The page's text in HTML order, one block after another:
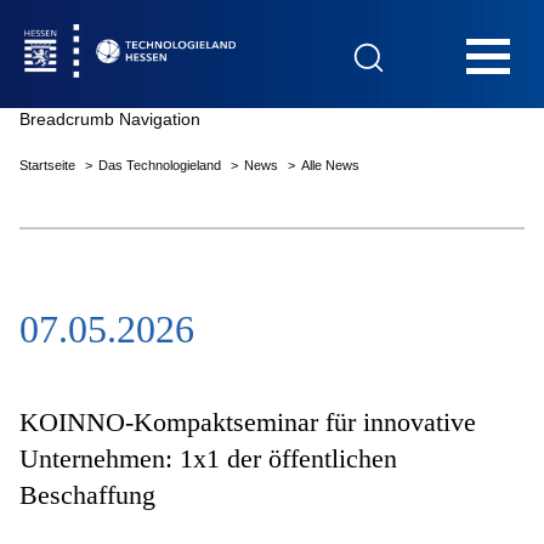
Das Technologieland
Innovationsfelder
Beratung & Förderung
Breadcrumb Navigation
Startseite Das Technologieland News Alle News
07.05.2026
KOINNO-Kompaktseminar für innovative
Unternehmen: 1x1 der öffentlichen
Beschaffung